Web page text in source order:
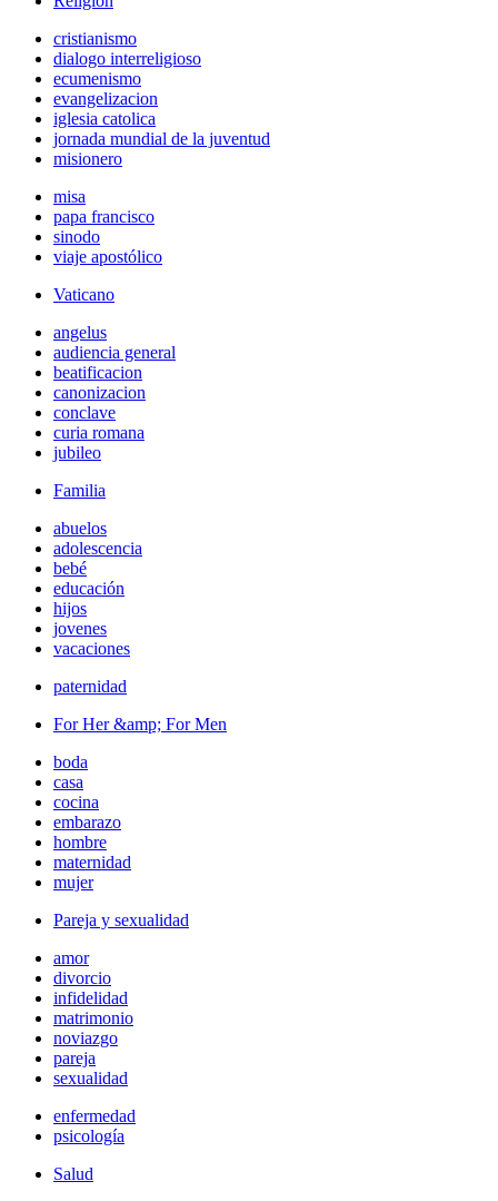
cristianismo
dialogo interreligioso
ecumenismo
evangelizacion
iglesia catolica
jornada mundial de la juventud
misionero
misa
papa francisco
sinodo
viaje apostólico
Vaticano
angelus
audiencia general
beatificacion
canonizacion
conclave
curia romana
jubileo
Familia
abuelos
adolescencia
bebé
educación
hijos
jovenes
vacaciones
paternidad
For Her &amp; For Men
boda
casa
cocina
embarazo
hombre
maternidad
mujer
Pareja y sexualidad
amor
divorcio
infidelidad
matrimonio
noviazgo
pareja
sexualidad
enfermedad
psicología
Salud